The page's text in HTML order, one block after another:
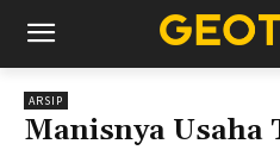
ARSIP
Manisnya Usaha